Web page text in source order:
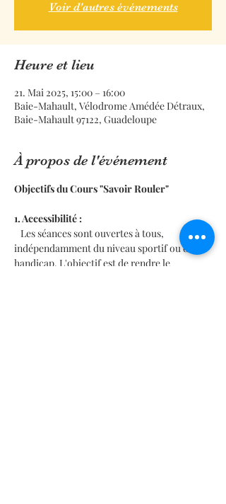
Voir d'autres événements
Heure et lieu
21. Mai 2025, 15:00 – 16:00
Baie-Mahault, Vélodrome Amédée Détraux,
Baie-Mahault 97122, Guadeloupe
À propos de l'événement
Objectifs du Cours "Savoir Rouler"
1. Accessibilité :
Les séances sont ouvertes à tous,
indépendamment du niveau sportif ou du
handicap. L'objectif est de rendre le